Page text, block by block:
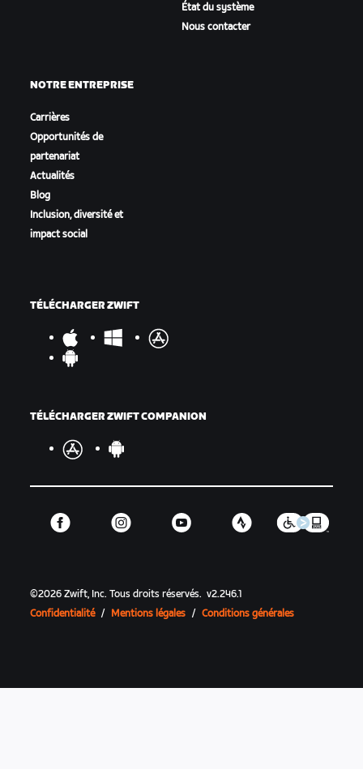
État du système
Nous contacter
NOTRE ENTREPRISE
Carrières
Opportunités de
partenariat
Actualités
Blog
Inclusion, diversité et
impact social
TÉLÉCHARGER ZWIFT
TÉLÉCHARGER ZWIFT COMPANION
©2026 Zwift, Inc.Tous droits réservés. v2.246.1
Confidentialité / Mentions légales / Conditions générales